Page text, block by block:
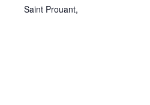
Saint Prouant,